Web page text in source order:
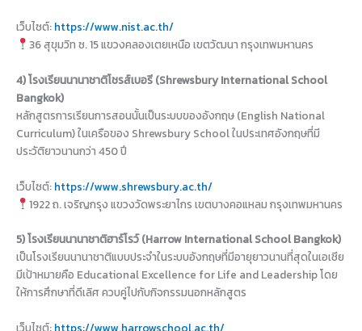
เว็บไซต์: https://www.nist.ac.th/
36 สุขุมวิท ซ. 15 แขวงคลองเตยเหนือ เขตวัฒนา กรุงเทพมหานคร
4) โรงเรียนนานาชาติโชรส์เบอรี (Shrewsbury International School
Bangkok)
หลักสูตรการเรียนการสอนนั้นเป็นระบบของอังกฤษ (English National
Curriculum) ในเครือของ Shrewsbury School ในประเทศอังกฤษที่มี
ประวัติยาวนานกว่า 450 ปี
เว็บไซต์: https://www.shrewsbury.ac.th/
1922 ถ. เจริญกรุง แขวงวัดพระยาไกร เขตบางคอแหลม กรุงเทพมหานคร
5) โรงเรียนนานาชาติฮาร์โรว์ (Harrow International School Bangkok)
เป็นโรงเรียนนานาชาติแบบประจำในระบบอังกฤษที่มีอายุยาวนานที่สุดในเอเชีย
มีเป้าหมายคือ Educational Excellence for Life and Leadership โดย
ให้การศึกษาที่ดีเลิศ ควบคู่ไปกับกิจกรรมนอกหลักสูตร